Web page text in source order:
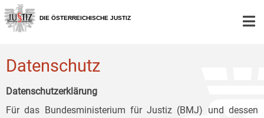
Zur
Hauptnavigation
[1]
Zum
Inhalt
[2]
Zum
Untermenü
[3]
DIE ÖSTERREICHISCHE JUSTIZ
Datenschutz
Datenschutzerklärung
Für das Bundesministerium für Justiz (BMJ) und dessen